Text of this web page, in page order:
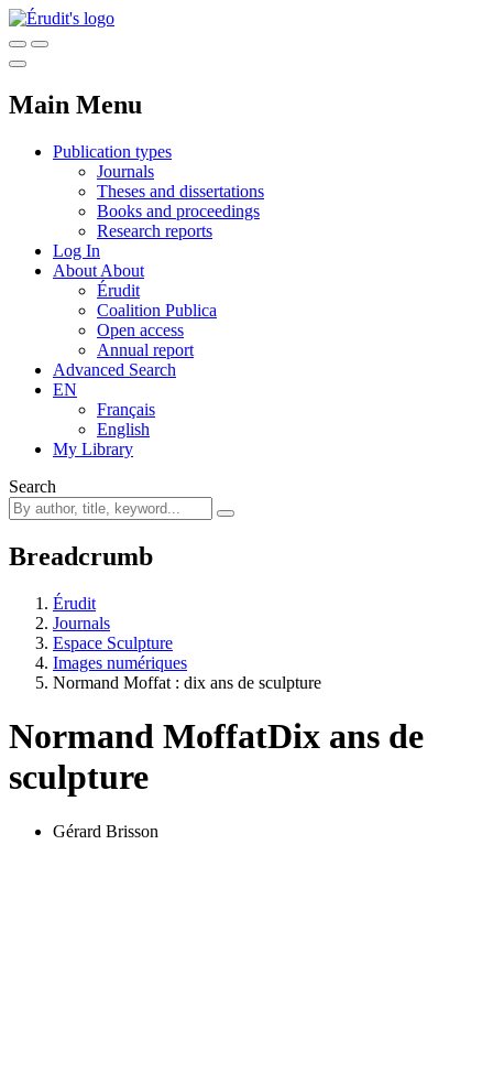
Main Menu
Publication types
Journals
Theses and dissertations
Books and proceedings
Research reports
Log In
About About
Érudit
Coalition Publica
Open access
Annual report
Advanced Search
EN
Français
English
My Library
Search
Breadcrumb
Érudit
Journals
Espace Sculpture
Images numériques
Normand Moffat : dix ans de sculpture
Normand MoffatDix ans de
sculpture
Gérard Brisson